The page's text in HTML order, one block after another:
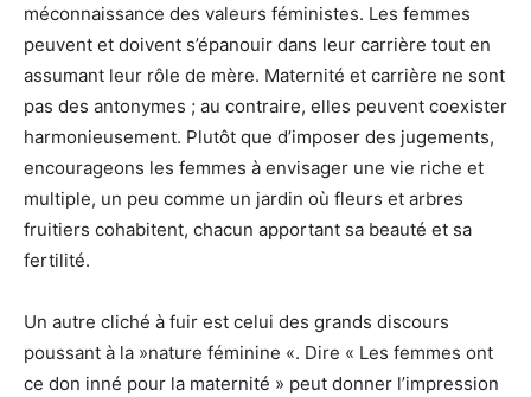
méconnaissance des valeurs féministes. Les femmes
peuvent et doivent s’épanouir dans leur carrière tout en
assumant leur rôle de mère. Maternité et carrière ne sont
pas des antonymes ; au contraire, elles peuvent coexister
harmonieusement. Plutôt que d’imposer des jugements,
encourageons les femmes à envisager une vie riche et
multiple, un peu comme un jardin où fleurs et arbres
fruitiers cohabitent, chacun apportant sa beauté et sa
fertilité.
Un autre cliché à fuir est celui des grands discours
poussant à la »nature féminine «. Dire « Les femmes ont
ce don inné pour la maternité » peut donner l’impression